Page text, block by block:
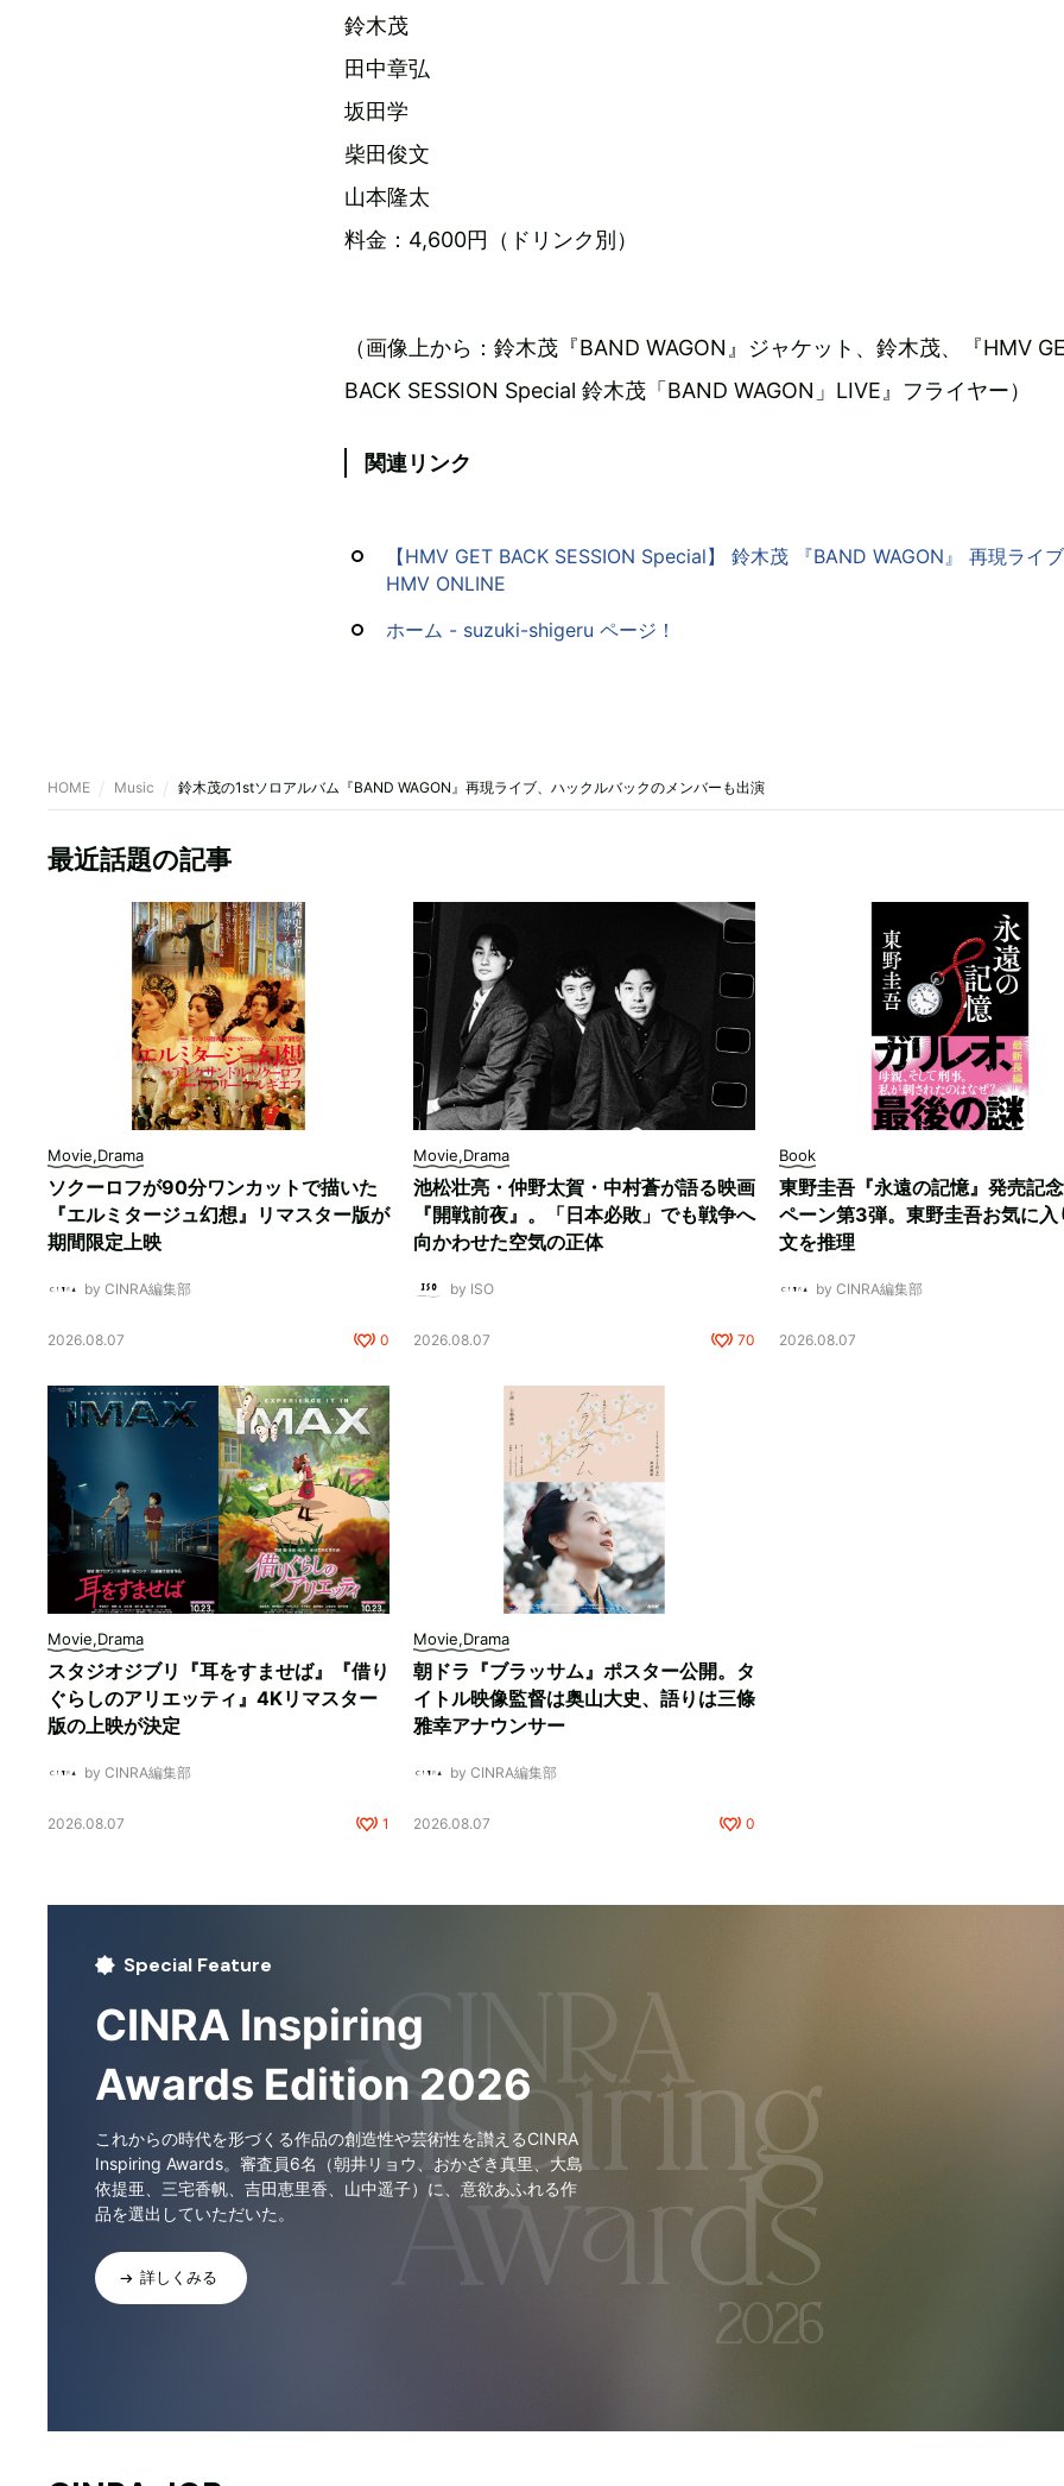
鈴木茂
田中章弘
坂田学
柴田俊文
山本隆太
料金：4,600円（ドリンク別）
（画像上から：鈴木茂『BAND WAGON』ジャケット、鈴木茂、『HMV
BACK SESSION Special 鈴木茂「BAND WAGON」LIVE』フライヤー）
関連リンク
【HMV GET BACK SESSION Special】 鈴木茂 『BAND WAGON』 再現ライ
HMV ONLINE
ホーム - suzuki-shigeru ページ！
HOME Music 鈴木茂の1stソロアルバム『BAND WAGON』再現ライブ、ハックルバックのメンバーも出演
最近話題の記事
Movie,Drama
ソクーロフが90分ワンカットで描いた
『エルミタージュ幻想』リマスター版が
期間限定上映
by CINRA編集部
2026.08.07 0
Movie,Drama
池松壮亮・仲野太賀・中村蒼が語る映画
『開戦前夜』。「日本必敗」でも戦争へ
向かわせた空気の正体
by ISO
2026.08.07 70
Book
東野圭吾『永遠の記憶』発売記
ペーン第3弾。東野圭吾お気に入
文を推理
by CINRA編集部
2026.08.07
Movie,Drama
スタジオジブリ『耳をすませば』『借り
ぐらしのアリエッティ』4Kリマスター
版の上映が決定
by CINRA編集部
2026.08.07 1
Movie,Drama
朝ドラ『ブラッサム』ポスター公開。タ
イトル映像監督は奥山大史、語りは三條
雅幸アナウンサー
by CINRA編集部
2026.08.07 0
Special Feature
CINRA Inspiring
Awards Edition 2026
これからの時代を形づくる作品の創造性や芸術性を讃えるCINRA
Inspiring Awards。審査員6名（朝井リョウ、おかざき真里、大島
依提亜、三宅香帆、吉田恵里香、山中遥子）に、意欲あふれる作
品を選出していただいた。
詳しくみる